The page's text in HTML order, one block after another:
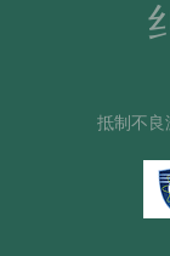
抵制不良